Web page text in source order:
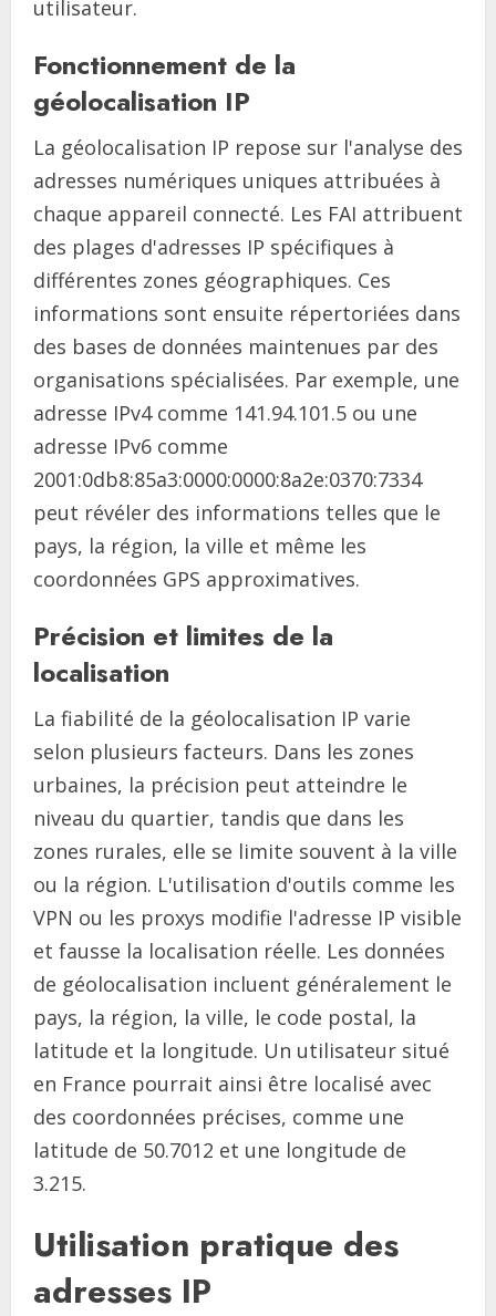
utilisateur.
Fonctionnement de la
géolocalisation IP
La géolocalisation IP repose sur l'analyse des
adresses numériques uniques attribuées à
chaque appareil connecté. Les FAI attribuent
des plages d'adresses IP spécifiques à
différentes zones géographiques. Ces
informations sont ensuite répertoriées dans
des bases de données maintenues par des
organisations spécialisées. Par exemple, une
adresse IPv4 comme 141.94.101.5 ou une
adresse IPv6 comme
2001:0db8:85a3:0000:0000:8a2e:0370:7334
peut révéler des informations telles que le
pays, la région, la ville et même les
coordonnées GPS approximatives.
Précision et limites de la
localisation
La fiabilité de la géolocalisation IP varie
selon plusieurs facteurs. Dans les zones
urbaines, la précision peut atteindre le
niveau du quartier, tandis que dans les
zones rurales, elle se limite souvent à la ville
ou la région. L'utilisation d'outils comme les
VPN ou les proxys modifie l'adresse IP visible
et fausse la localisation réelle. Les données
de géolocalisation incluent généralement le
pays, la région, la ville, le code postal, la
latitude et la longitude. Un utilisateur situé
en France pourrait ainsi être localisé avec
des coordonnées précises, comme une
latitude de 50.7012 et une longitude de
3.215.
Utilisation pratique des
adresses IP